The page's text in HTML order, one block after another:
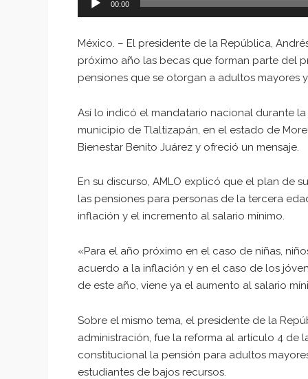
00:00
México. – El presidente de la República,
próximo año las becas que forman parte del
pensiones que se otorgan a adultos mayores
Así lo indicó el mandatario nacional durante
municipio de Tlaltizapán, en el estado de
Bienestar Benito Juárez y ofreció un mensaje.
En su discurso, AMLO explicó que el plan de
las pensiones para personas de la tercera
inflación y el incremento al salario mínimo.
«Para el año próximo en el caso de niñas,
acuerdo a la inflación y en el caso de los
de este año, viene ya el aumento al salario
Sobre el mismo tema, el presidente de la
administración, fue la reforma al artículo 4 de
constitucional la pensión para adultos
estudiantes de bajos recursos.